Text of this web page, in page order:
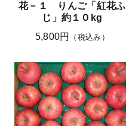
花－１ りんご「紅花ふ
じ」約１０kg
5,800円
（税込み）